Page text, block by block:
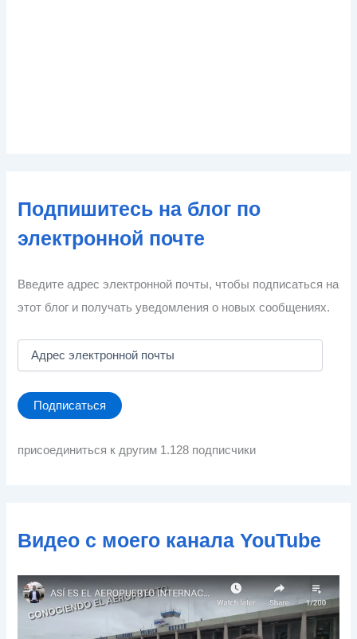
Подпишитесь на блог по
электронной почте
Введите адрес электронной почты, чтобы подписаться на
этот блог и получать уведомления о новых сообщениях.
е
с
е
н
й
п
Подписаться
присоединиться к другим 1.128 подписчики
Видео с моего канала YouTube